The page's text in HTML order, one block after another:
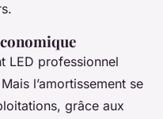
LED professionnel
l’amortissement se
grâce aux